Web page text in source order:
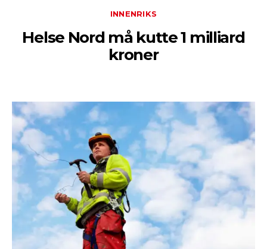
INNENRIKS
Helse Nord må kutte 1 milliard
kroner